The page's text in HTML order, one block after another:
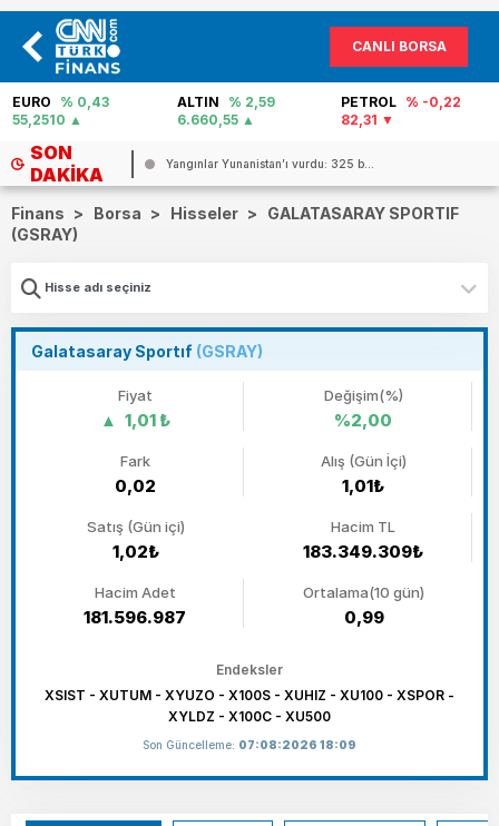
CANLI BORSA
EURO
% 0,43
55,2510
ALTIN
% 2,59
6.660,55
PETROL % -0,22
82,31
SON
DAKIKA
Yangınlar Yunanistan’ı vurdu: 325 b...
Finans > Borsa > Hisseler >
GALATASARAY SPORTIF
(GSRAY)
Galatasaray Sportıf (GSRAY)
Fiyat
1,01 ₺
Değişim(%)
%2,00
Fark
0,02
Alış (Gün İçi)
1,01₺
Satış (Gün içi)
1,02₺
Hacim TL
183.349.309₺
Hacim Adet
181.596.987
Ortalama(10 gün)
0,99
Endeksler
XSIST - XUTUM - XYUZO - X100S - XUHIZ - XU100 - XSPOR -
XYLDZ - X100C - XU500
Son Güncelleme: 07:08:2026 18:09